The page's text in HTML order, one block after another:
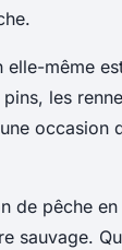
elle-même
les
occasion
de pêche
sauvage.